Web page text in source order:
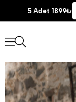
5 Adet 1899₺